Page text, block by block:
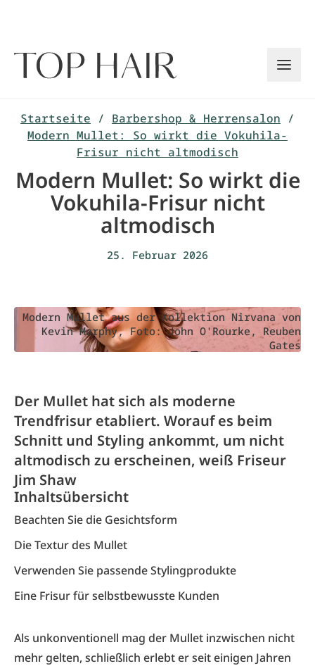
Startseite / Barbershop & Herrensalon /
Modern Mullet: So wirkt die Vokuhila-
Frisur nicht altmodisch
Modern Mullet: So wirkt die
Vokuhila-Frisur nicht
altmodisch
25. Februar 2026
Modern Mullet aus der Kollektion Nirvana von
Kevin Murphy, Foto: John O'Rourke, Reuben
Gates
Der Mullet hat sich als moderne
Trendfrisur etabliert. Worauf es beim
Schnitt und Styling ankommt, um nicht
altmodisch zu erscheinen, weiß Friseur
Jim Shaw
Inhaltsübersicht
Beachten Sie die Gesichtsform
Die Textur des Mullet
Verwenden Sie passende Stylingprodukte
Eine Frisur für selbstbewusste Kunden
Als unkonventionell mag der Mullet inzwischen nicht
mehr gelten, schließlich erlebt er seit einigen Jahren